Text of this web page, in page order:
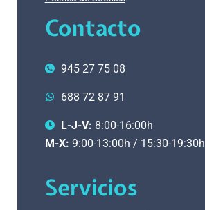
Contacto
945 27 75 08
688 72 87 91
L-J-V: 8:00-16:00h
M-X: 9:00-13:00h / 15:30-19:30h
Servicios